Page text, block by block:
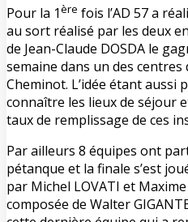
Pour la 1ère fois l’AD 57 a
au sort réalisé par les deux
de Jean-Claude DOSDA le
semaine dans un des centres
Cheminot. L’idée étant aussi
connaître les lieux de séjour
taux de remplissage de ces
Par ailleurs 8 équipes ont
pétanque et la finale s’est
par Michel LOVATI et
composée de Walter